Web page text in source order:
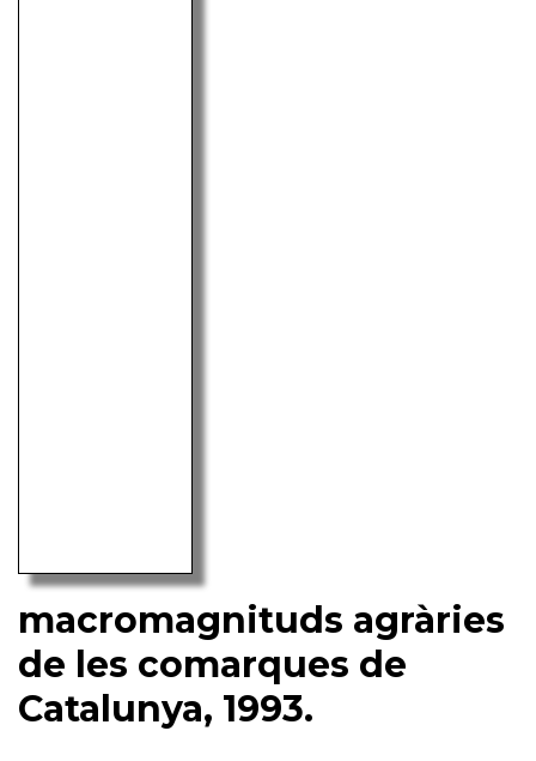
macromagnituds agràries
de les comarques de
Catalunya, 1993.